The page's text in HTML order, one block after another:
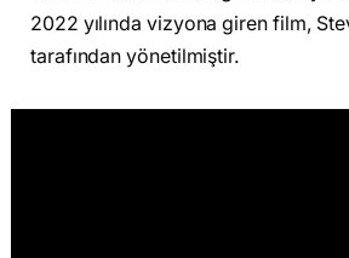
2022 yılında vizyona giren film,
tarafından yönetilmiştir.